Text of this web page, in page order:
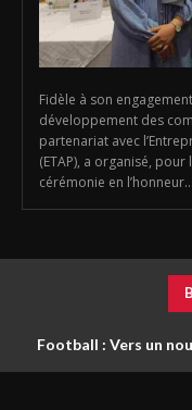
Fidèle à son
développement des
partenariat avec
(ETAP), a organisé,
cérémonie en l’honneur...
Football : Vers un